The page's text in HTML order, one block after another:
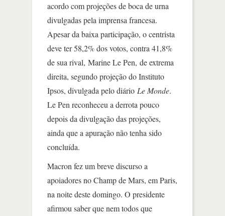
acordo com projeções de boca de urna
divulgadas pela imprensa francesa.
Apesar da baixa participação, o centrista
deve ter 58,2% dos votos, contra 41,8%
de sua rival, Marine Le Pen, de extrema
direita, segundo projeção do Instituto
Ipsos, divulgada pelo diário Le Monde.
Le Pen reconheceu a derrota pouco
depois da divulgação das projeções,
ainda que a apuração não tenha sido
concluída.
Macron fez um breve discurso a
apoiadores no Champ de Mars, em Paris,
na noite deste domingo. O presidente
afirmou saber que nem todos que